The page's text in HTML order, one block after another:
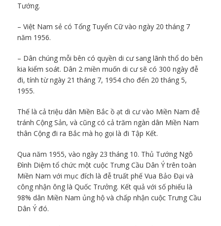
Tướng.
– Việt Nam sẻ có Tổng Tuyển Cữ vào ngày 20 tháng 7
năm 1956.
– Dân chúng mỗi bên có quyền di cư sang lãnh thổ do bên
kia kiểm soát. Dân 2 miền muốn di cư sẽ có 300 ngày đễ
đi, tính từ ngày 21 tháng 7, 1954 cho đến 20 tháng 5,
1955.
Thế là cả triệu dân Miền Bắc ồ ạt di cư vào Miền Nam đễ
tránh Cộng Sản, và cũng có cả trăm ngàn dân Miền Nam
thân Cộng đi ra Bắc mà họ gọi là đi Tập Kết.
Qua năm 1955, vào ngày 23 tháng 10. Thủ Tướng Ngô
Đình Diệm tổ chức một cuộc Trưng Cầu Dân Ý trên toàn
Miền Nam với mục đích là đễ truất phế Vua Bảo Đại và
công nhận ông là Quốc Trưởng. Kết quả với số phiếu là
98% dân Miền Nam ủng hộ và chấp nhận cuộc Trưng Cầu
Dân Ý đó.